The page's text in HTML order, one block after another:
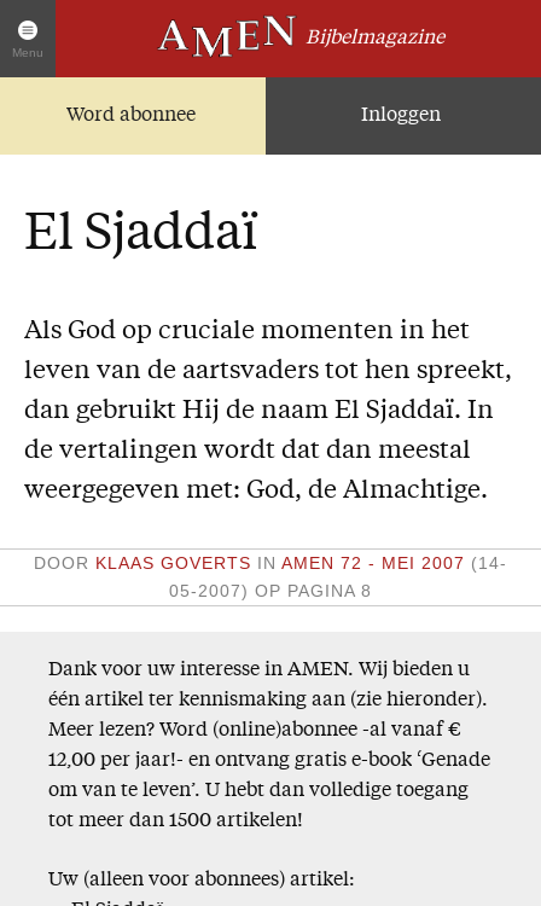
Menu
Bijbelmagazine
Word abonnee Inloggen
Artikelen
Zoek in alle artikelen
Facebook
Over AMEN
Abonnementen
Geschenkabonnement
Proefnummer AMEN
Missie
Adreswijziging
Vragen en opmerkingen
En verder
El Sjaddaï
Als God op cruciale momenten in het
leven van de aartsvaders tot hen spreekt,
dan gebruikt Hij de naam El Sjaddaï. In
de vertalingen wordt dat dan meestal
weergegeven met: God, de Almachtige.
DOOR KLAAS GOVERTS IN AMEN 72 - MEI 2007 (14-
05-2007) OP PAGINA 8
Dank voor uw interesse in AMEN. Wij bieden u
één artikel ter kennismaking aan (zie hieronder).
Meer lezen? Word (online)abonnee -al vanaf €
12,00 per jaar!- en ontvang gratis e-book ‘Genade
om van te leven’. U hebt dan volledige toegang
tot meer dan 1500 artikelen!
Uw (alleen voor abonnees) artikel: